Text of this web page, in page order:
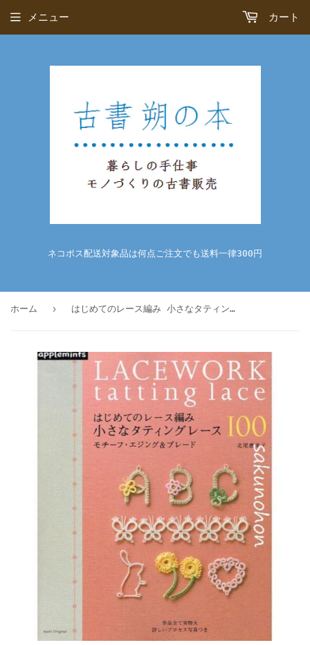
ネコポス配送対象品は何点ご注文でも送料一律300円
メニュー カート
ホーム › はじめてのレース編み 小さなタティングレース100 モチーフ・エジング＆ブレード